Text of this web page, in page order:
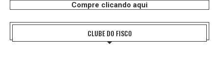
Compre clicando aqui
CLUBE DO FISCO